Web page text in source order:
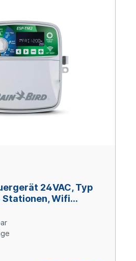
24VAC, Typ
Stationen, Wifi